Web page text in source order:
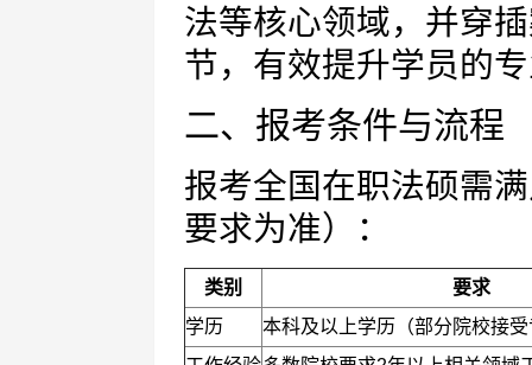
法等核心领域，并穿
节，有效提升学员的
二、报考条件与流程
报考全国在职法硕需
要求为准）：
类别
要求
学历
本科及以上学历（部分院校接